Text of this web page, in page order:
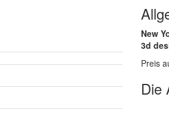
New
3d
Preis
Die